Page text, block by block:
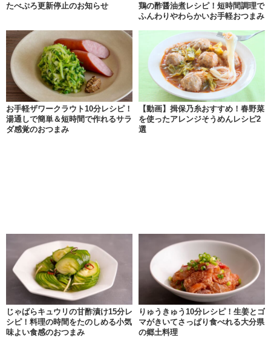
たべぷろ更新停止のお知らせ
鶏の酢醤油煮レシピ！短時間調理で
ふんわりやわらかいお手軽おつまみ
お手軽ザワークラウト10分レシピ！
湯通しで簡単＆短時間で作れるサラ
ダ感覚のおつまみ
【動画】揖保乃糸おすすめ！春野菜
を使ったアレンジそうめんレシピ2
選
じゃばらキュウリの甘酢漬け15分レ
シピ！料理の時間をたのしめる小気
味よい食感のおつまみ
りゅうきゅう10分レシピ！生姜とゴ
マがきいてさっぱり食べれる大分県
の郷土料理